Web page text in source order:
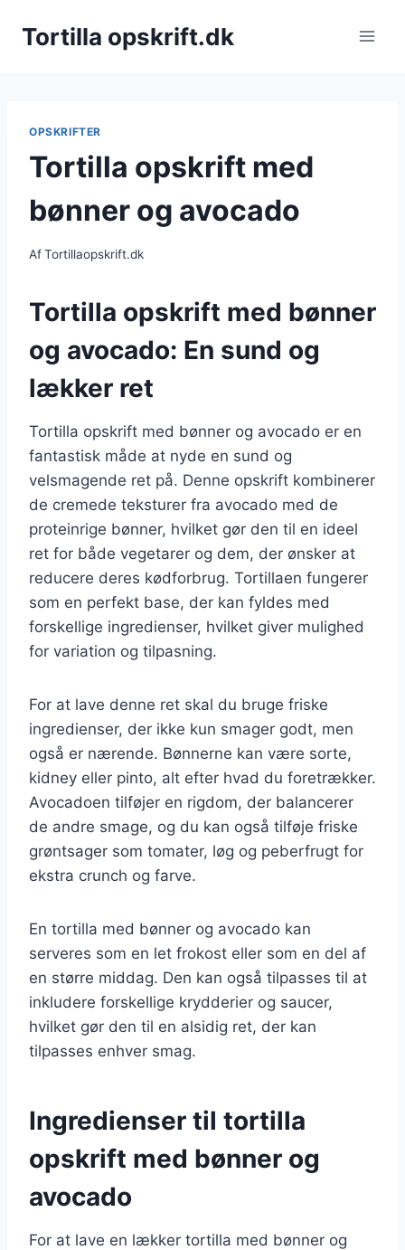
Tortilla opskrift.dk
OPSKRIFTER
Tortilla opskrift med
bønner og avocado
AfTortillaopskrift.dk
Tortilla opskrift med bønner
og avocado: En sund og
lækker ret
Tortilla opskrift med bønner og avocado er en
fantastisk måde at nyde en sund og
velsmagende ret på. Denne opskrift kombinerer
de cremede teksturer fra avocado med de
proteinrige bønner, hvilket gør den til en ideel
ret for både vegetarer og dem, der ønsker at
reducere deres kødforbrug. Tortillaen fungerer
som en perfekt base, der kan fyldes med
forskellige ingredienser, hvilket giver mulighed
for variation og tilpasning.
For at lave denne ret skal du bruge friske
ingredienser, der ikke kun smager godt, men
også er nærende. Bønnerne kan være sorte,
kidney eller pinto, alt efter hvad du foretrækker.
Avocadoen tilføjer en rigdom, der balancerer
de andre smage, og du kan også tilføje friske
grøntsager som tomater, løg og peberfrugt for
ekstra crunch og farve.
En tortilla med bønner og avocado kan
serveres som en let frokost eller som en del af
en større middag. Den kan også tilpasses til at
inkludere forskellige krydderier og saucer,
hvilket gør den til en alsidig ret, der kan
tilpasses enhver smag.
Ingredienser til tortilla
opskrift med bønner og
avocado
For at lave en lækker tortilla med bønner og